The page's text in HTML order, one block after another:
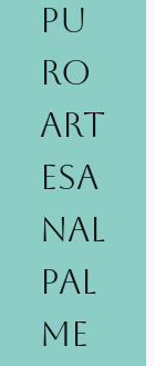
PU
RO
ART
ESA
NAL
PAL
ME